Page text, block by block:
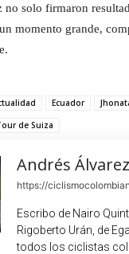
no solo firmaron
momento grande,
Ecuador
de Suiza
Andrés
https://
Escribo de Nairo
Rigoberto Urán, de
todos los ciclistas